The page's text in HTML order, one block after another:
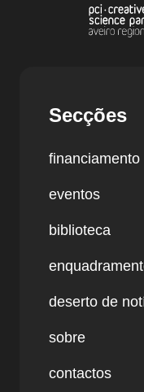
Secções
financiamento
eventos
biblioteca
deserto de
sobre
contactos